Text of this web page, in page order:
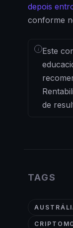
depois
conforme
i Este
de
TAGS